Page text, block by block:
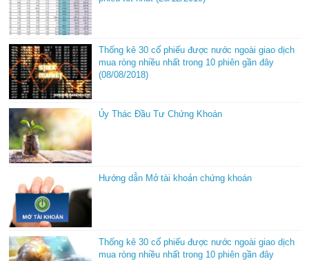
Thống kê 30 cổ phiếu được nước ngoài giao dịch
mua ròng nhiều nhất trong 10 phiên gần đây
(08/08/2018)
Ủy Thác Đầu Tư Chứng Khoán
Hướng dẫn Mở tài khoản chứng khoán
Thống kê 30 cổ phiếu được nước ngoài giao dịch
mua ròng nhiều nhất trong 10 phiên gần đây